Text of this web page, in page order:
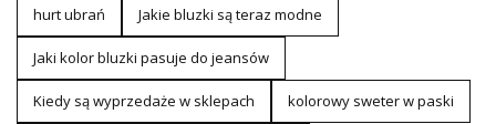
hurt ubrań Jakie bluzki są teraz modne
Jaki kolor bluzki pasuje do jeansów
Kiedy są wyprzedaże w sklepach kolorowy sweter w paski